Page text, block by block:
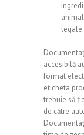
legale
accesibilă
format
eticheta
trebuie să
de către